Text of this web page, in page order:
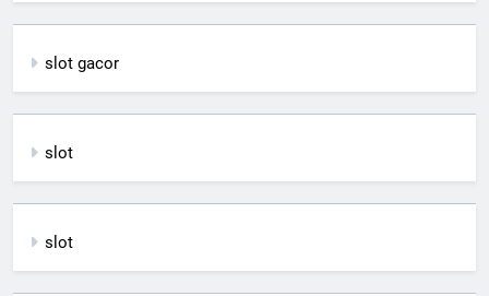
slot gacor
slot
slot